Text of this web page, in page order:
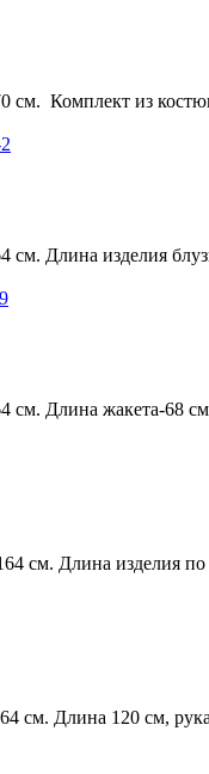
см. Комплект из
см. Длина изделия
см. Длина жакета-68
см. Длина изделия по
см. Длина 120 см,